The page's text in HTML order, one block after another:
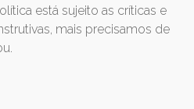
está sujeito as críticas e
mais precisamos de